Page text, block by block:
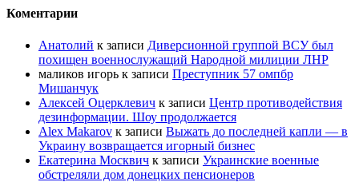
Коментарии
Анатолий к записи Диверсионной группой ВСУ был
похищен военнослужащий Народной милиции ЛНР
маликов игорь к записи Преступник 57 омпбр
Мишанчук
Алексей Оцерклевич к записи Центр противодействия
дезинформации. Шоу продолжается
Alex Makarov к записи Выжать до последней капли — в
Украину возвращается игорный бизнес
Екатерина Москвич к записи Украинские военные
обстреляли дом донецких пенсионеров